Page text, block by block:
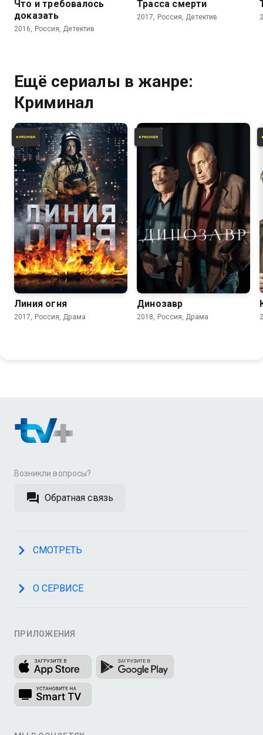
Что и требовалось
доказать
2016, Россия, Детектив
Трасса смерти
2017, Россия, Детектив
Ещё сериалы в жанре:
Криминал
7.4
Линия огня
2017, Россия, Драма
6.2
Динозавр
2018, Россия, Драма
Возникли вопросы?
Обратная связь
СМОТРЕТЬ
О СЕРВИСЕ
ПРИЛОЖЕНИЯ